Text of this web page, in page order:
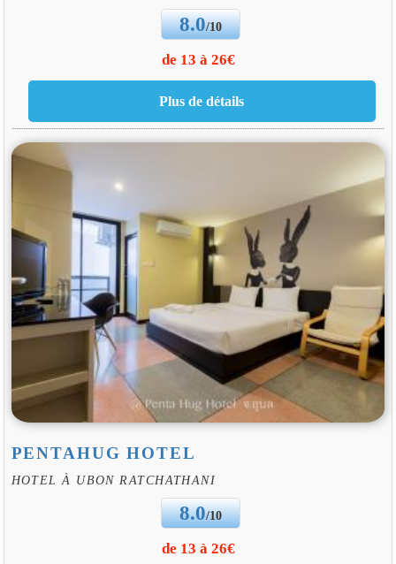
8.0/10
de 13 à 26€
PENTAHUG HOTEL
HOTEL À UBON RATCHATHANI
8.0/10
de 13 à 26€